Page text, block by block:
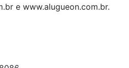
e www.alugueon.com.br.